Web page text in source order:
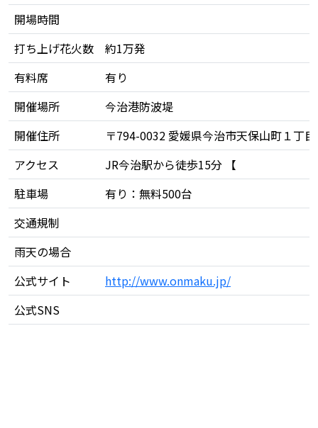
開場時間
打ち上げ花火数
約1万発
有料席
有り
開催場所
今治港防波堤
開催住所
〒794-0032 愛媛県今治市天保山町１丁目
アクセス
JR今治駅から徒歩15分 【
駐車場
有り：無料500台
交通規制
雨天の場合
公式サイト
http://www.onmaku.jp/
公式SNS